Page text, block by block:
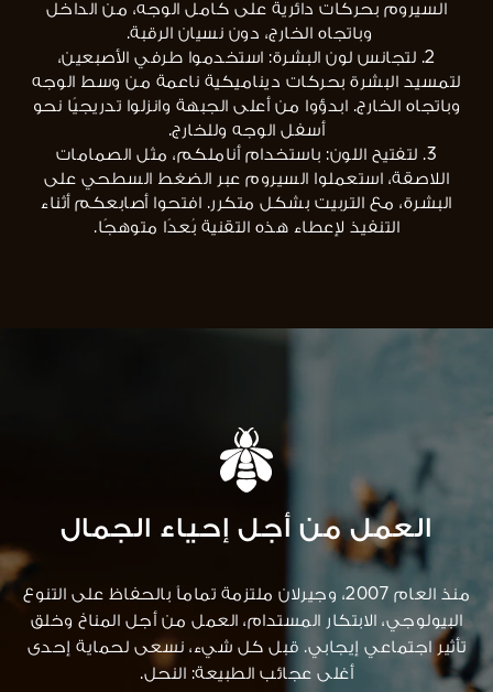
السيروم بحركات دائرية على كامل الوجه، من الداخل
وباتجاه الخارج، دون نسيان الرقبة.
2. لتجانس لون البشرة: استخدموا طرفي الأصبعين،
لتمسيد البشرة بحركات ديناميكية ناعمة من وسط الوجه
وباتجاه الخارج. ابدؤوا من أعلى الجبهة وانزلوا تدريجيًا نحو
أسفل الوجه وللخارج.
3. لتفتيح اللون: باستخدام أناملكم، مثل الصمامات
اللاصقة، استعملوا السيروم عبر الضغط السطحي على
البشرة، مع التربيت بشكل متكرر. افتحوا أصابعكم أثناء
التنفيذ لإعطاء هذه التقنية بُعدًا متوهجًا.
العمل من أجل إحياء الجمال
منذ العام 2007، وجيرلان ملتزمة تماماً بالحفاظ على التنوع
البيولوجي، الابتكار المستدام، العمل من أجل المناخ وخلق
تأثير اجتماعي إيجابي. قبل كل شيء، نسعى لحماية إحدى
أغلى عجائب الطبيعة: النحل.